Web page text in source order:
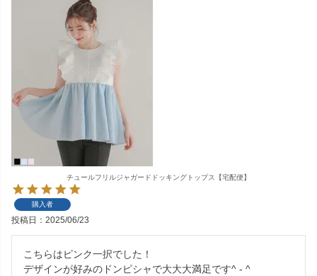
チュールフリルジャガードドッキングトップス【宅配便】
購入者
投稿日 2025/06/23
こちらはピンク一択でした！
デザインが好みのドンピシャで大大大満足です^ - ^